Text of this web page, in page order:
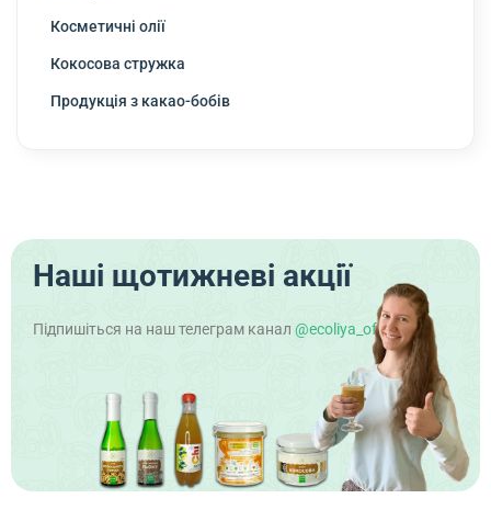
Косметичні олії
Кокосова стружка
Продукція з какао-бобів
Наші щотижневі акції
Підпишіться на наш телеграм канал @ecoliya_official!